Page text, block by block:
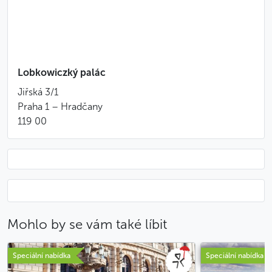
Sólo pro flétnu nebo violu
M. Ravel: Pavana
F. Mendelssohn: Sen noci svatojánské
A. Dvořák: Largo z Novosvětské symfonie
Hodí se vědět
Místo: Lobkowiczký palác – barokní skvost na
Pražském hradě, známý svou komorní
atmosférou a vynikající akustikou
Snadno dostupný MHD, parkování v blízkosti
Koncert začíná ve 13:00
Lobkowiczký palác
Jiřská 3/1
Praha 1 – Hradčany
119 00
Mohlo by se vám také líbit
Speciální nabídka Speciální nabídka